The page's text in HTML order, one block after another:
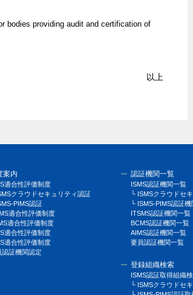
bodies providing audit and certification of
以上
案内
適合性評価制度
クラウドセキュリティ認証
PIMS認証
適合性評価制度
適合性評価制度
適合性評価制度
適合性評価制度
認証機関認定
認証機関一覧
ISMS認証機関一覧
└ ISMSクラウドセ
└ ISMS-PIMS認証機
ITSMS認証機関一覧
BCMS認証機関一覧
AIMS認証機関一覧
要員認証機関一覧
登録組織検索
ISMS認証取得組織
└ ISMSクラウドセ